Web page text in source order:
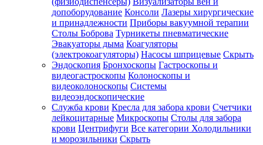
допоборудование Консоли Лазеры хирургические
и принадлежности Приборы вакуумной терапии
Столы Боброва Турникеты пневматические
Эвакуаторы дыма Коагуляторы
(электрокоагуляторы) Насосы шприцевые Скрыть
Эндоскопия Бронхоскопы Гастроскопы и
видеогастроскопы Колоноскопы и
видеоколоноскопы Системы
видеоэндоскопические
Служба крови Кресла для забора крови Счетчики
лейкоцитарные Микроскопы Столы для забора
крови Центрифуги Все категории Холодильники
и морозильники Скрыть